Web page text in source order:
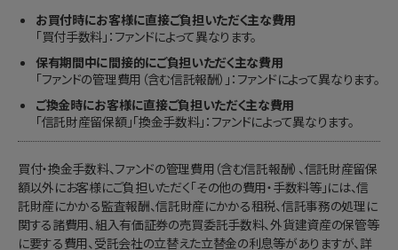
お買付時にお客様に直接ご負担いただく主な費用
「買付手数料」：ファンドによって異なります。
保有期間中に間接的にご負担いただく主な費用
「ファンドの管理費用（含む信託報酬）」：ファンドによって異なります。
ご換金時にお客様に直接ご負担いただく主な費用
「信託財産留保額」「換金手数料」：ファンドによって異なります。
買付・換金手数料、ファンドの管理費用（含む信託報酬）、信託財産留保
額以外にお客様にご負担いただく「その他の費用・手数料等」には、信
託財産にかかる監査報酬、信託財産にかかる租税、信託事務の処理に
関する諸費用、組入有価証券の売買委託手数料、外貨建資産の保管等
に要する費用、受託会社の立替えた立替金の利息等がありますが、詳